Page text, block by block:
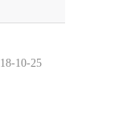
18-10-25